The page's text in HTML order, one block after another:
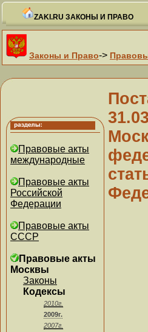
ZAKI.RU ЗАКОНЫ И ПРАВО
Законы и Право->
Правовые акты
международные
Правовые акты
Российской
Федерации
Правовые акты
СССР
Правовые акты
Москвы
Законы
Кодексы
2010г.
2009г.
2007г.